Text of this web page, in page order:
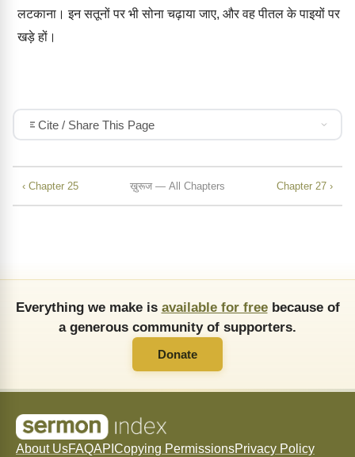
लटकाना। इन सतूनों पर भी सोना चढ़ाया जाए, और वह पीतल के पाइयों पर
खड़े हों।
Cite / Share This Page
‹ Chapter 25 ख़ुरूज — All Chapters Chapter 27 ›
Everything we make is available for freebecause of
a generous community of supporters.
Donate
About UsFAQAPI Copying PermissionsPrivacy Policy